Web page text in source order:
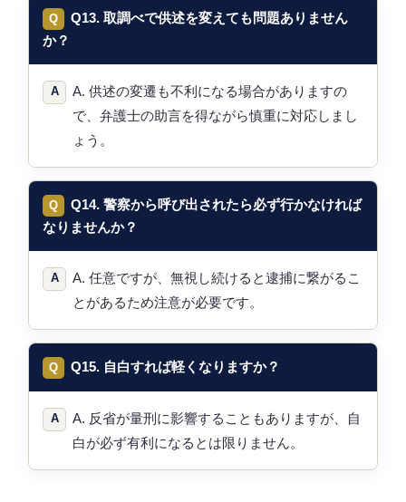
Q13. 取調べで供述を変えても問題ありません
か？
A. 供述の変遷も不利になる場合がありますの
で、弁護士の助言を得ながら慎重に対応しまし
ょう。
Q14. 警察から呼び出されたら必ず行かなければ
なりませんか？
A. 任意ですが、無視し続けると逮捕に繋がるこ
とがあるため注意が必要です。
Q15. 自白すれば軽くなりますか？
A. 反省が量刑に影響することもありますが、自
白が必ず有利になるとは限りません。